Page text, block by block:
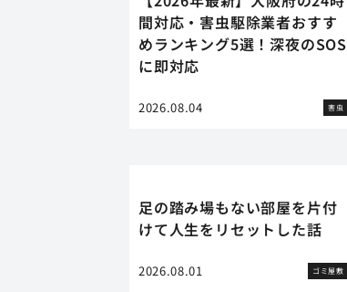
間対応・害虫駆除業者おすす
めランキング5選！深夜のSOS
に即対応
2026.08.04 害虫
足の踏み場もない部屋を片付
けて人生をリセットした話
2026.08.01 ゴミ屋敷